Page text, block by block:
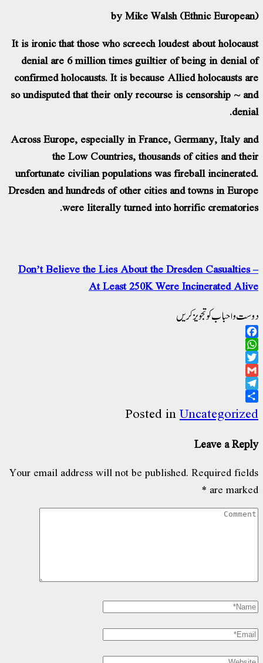
by Mike Walsh (Ethnic European)
It is ironic that those who screech loudest about holocaust
denial are 6 million times guiltier of being in denial of
confirmed holocausts. It is because Allied holocausts are
so undisputed that their only recourse is censorship ~ and
denial.
Across Europe, especially in France, Germany, Italy and
the Low Countries, thousands of cities and their
unfortunate civilian populations was fireball incinerated.
Dresden and hundreds of other cities and towns in Europe
were literally turned into horrific crematories.
Don’t Believe the Lies About the Dresden Casualties –
At Least 250K Were Incinerated Alive
دوست و احباب کو تجویز کریں
Facebook
WhatsApp
Twitter
Gmail
Telegram
Share
Posted inUncategorized
Leave a Reply
Your email address will not be published. Required fields
are marked
*